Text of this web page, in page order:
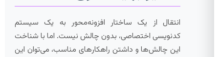
انتقال از یک ساختار افزونه‌محور به یک سیستم
کدنویسی اختصاصی، بدون چالش نیست. اما با شناخت
این چالش‌ها و داشتن راهکارهای مناسب، می‌توان این